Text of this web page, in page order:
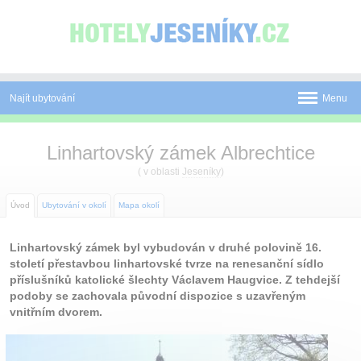
Najít ubytování
Atrakce
O Jeseníkách
O nás
Kontakt
Menu
Linhartovský zámek Albrechtice
( v oblasti Jeseníky)
Úvod Ubytování v okolí Mapa okolí
Linhartovský zámek byl vybudován v druhé polovině 16.
století přestavbou linhartovské tvrze na renesanční sídlo
příslušníků katolické šlechty Václavem Haugvice. Z tehdejší
podoby se zachovala původní dispozice s uzavřeným
vnitřním dvorem.